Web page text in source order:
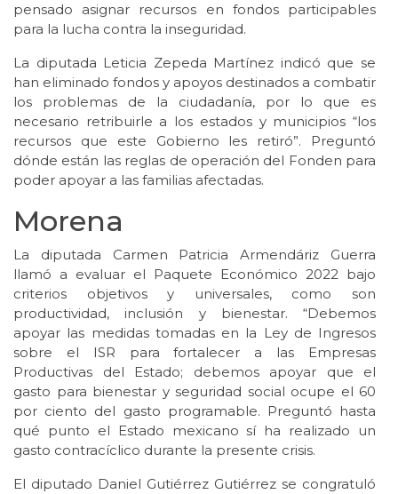
pensado asignar recursos en fondos participables
para la lucha contra la inseguridad.
La diputada Leticia Zepeda Martínez indicó que se
han eliminado fondos y apoyos destinados a combatir
los problemas de la ciudadanía, por lo que es
necesario retribuirle a los estados y municipios “los
recursos que este Gobierno les retiró”. Preguntó
dónde están las reglas de operación del Fonden para
poder apoyar a las familias afectadas.
Morena
La diputada Carmen Patricia Armendáriz Guerra
llamó a evaluar el Paquete Económico 2022 bajo
criterios objetivos y universales, como son
productividad, inclusión y bienestar. “Debemos
apoyar las medidas tomadas en la Ley de Ingresos
sobre el ISR para fortalecer a las Empresas
Productivas del Estado; debemos apoyar que el
gasto para bienestar y seguridad social ocupe el 60
por ciento del gasto programable. Preguntó hasta
qué punto el Estado mexicano sí ha realizado un
gasto contracíclico durante la presente crisis.
El diputado Daniel Gutiérrez Gutiérrez se congratuló